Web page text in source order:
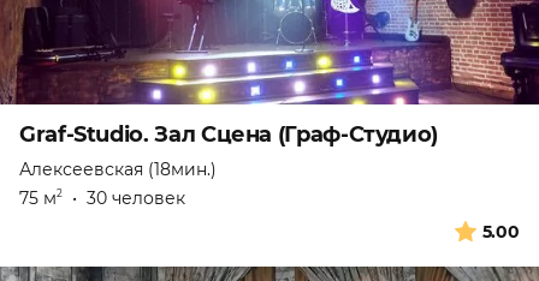
Graf-Studio. Зал Сцена (Граф-Студио)
Алексеевская (18мин.)
75 м2 • 30 человек
5.00